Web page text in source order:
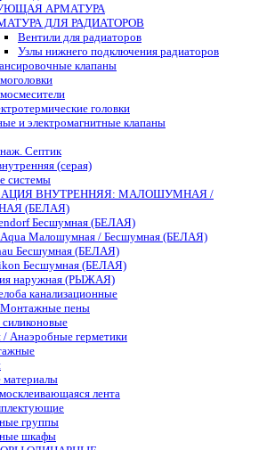
АРМАТУРА
ДЛЯ РАДИАТОРОВ
Вентили для радиаторов
Узлы нижнего подключения радиаторов
клапаны
головки
и электромагнитные клапаны
Септик
(серая)
системы
ВНУТРЕННЯЯ: МАЛОШУМНАЯ /
(БЕЛАЯ)
Бесшумная (БЕЛАЯ)
Aqua Малошумная / Бесшумная (БЕЛАЯ)
Бесшумная (БЕЛАЯ)
Бесшумная (БЕЛАЯ)
наружная (РЫЖАЯ)
канализационные
Монтажные пены
Анаэробные герметики
материалы
лента
группы
шкафы